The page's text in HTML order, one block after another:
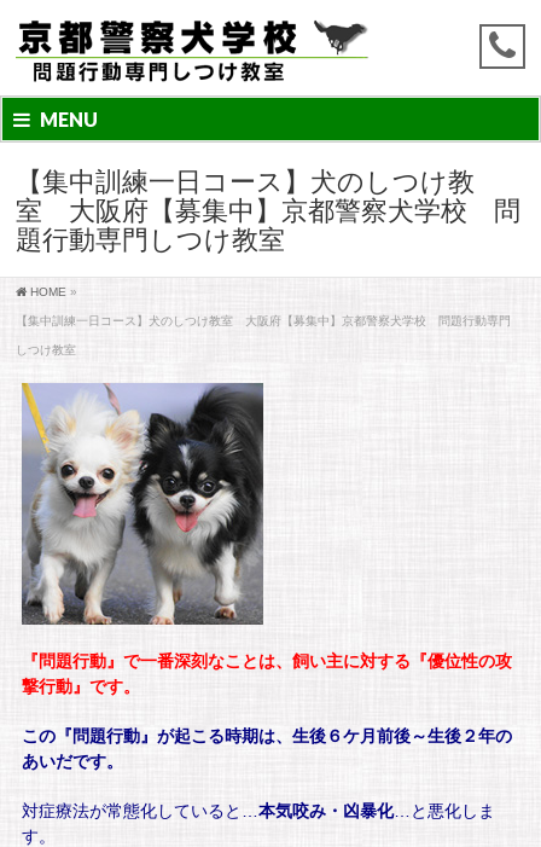
MENU
【集中訓練一日コース】犬のしつけ教
室 大阪府【募集中】京都警察犬学校 問
題行動専門しつけ教室
HOME »
【集中訓練一日コース】犬のしつけ教室 大阪府【募集中】京都警察犬学校 問題行動専門
しつけ教室
『問題行動』で一番深刻なことは、飼い主に対する『優位性の攻
撃行動』です。
この『問題行動』が起こる時期は、生後６ケ月前後～生後２年の
あいだです。
対症療法が常態化していると…本気咬み・凶暴化…と悪化しま
す。